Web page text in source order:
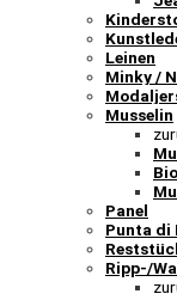
Leinen
Minky /
Musselin
Panel
Punta di
Ripp-/